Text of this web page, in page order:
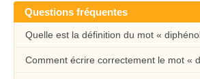
Questions fréquentes
Quelle est la définition du mot «
Comment écrire correctement le mot «